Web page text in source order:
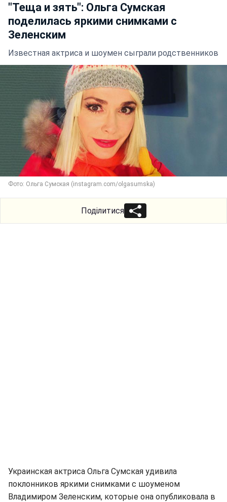
"Теща и зять": Ольга Сумская
поделилась яркими снимками с
Зеленским
Известная актриса и шоумен сыграли родственников
Фото: Ольга Сумская (instagram.com/olgasumska)
Поділитися
Украинская актриса Ольга Сумская удивила
поклонников яркими снимками с шоуменом
Владимиром Зеленским, которые она опубликовала в